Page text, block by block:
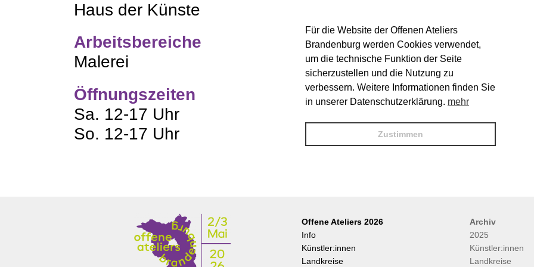
Haus der Künste
Arbeitsbereiche
Malerei
Öffnungszeiten
Sa. 12-17 Uhr
So. 12-17 Uhr
Offene Ateliers 2026
Info
Künstler:innen
Landkreise
Archiv
2025
Künstler:innen
Landkreise
Für die Website der Offenen Ateliers
Brandenburg werden Cookies verwendet,
um die technische Funktion der Seite
sicherzustellen und die Nutzung zu
verbessern. Weitere Informationen finden Sie
in unserer Datenschutzerklärung. mehr
Zustimmen